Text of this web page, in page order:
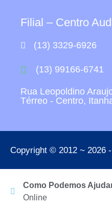
Filial – Centro
(13) 3329-6926
(13) 99166-6741
Rua Leopoldino
Térreo - Centro,
Copyright © 2012 ~ 2026
Como Podemos
Online